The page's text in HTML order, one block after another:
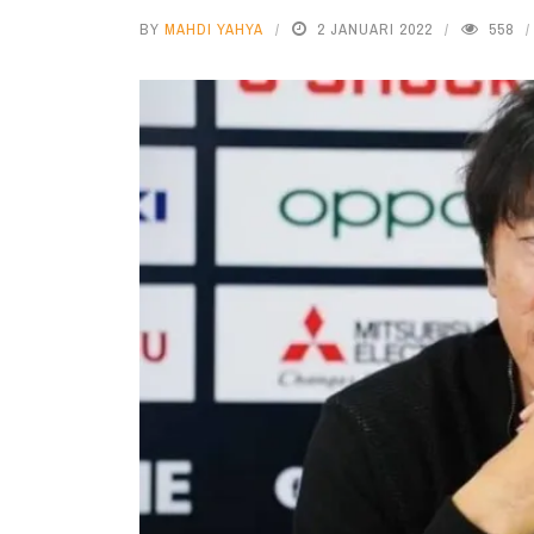
BY MAHDI YAHYA 2 JANUARI 2022 558